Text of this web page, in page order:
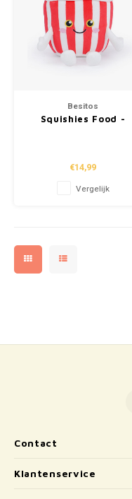
Besitos
Squishies Food -
€14,99
Vergelijk
Contact
Klantenservice